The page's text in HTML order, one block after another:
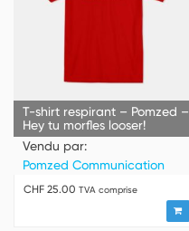
T-shirt respirant – Pomzed –
Hey tu morfles looser!
Vendu par:
Pomzed Communication
CHF 25.00 TVA comprise